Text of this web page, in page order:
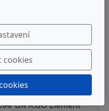
EXAPOR R.GO
R.GO Element
cookies